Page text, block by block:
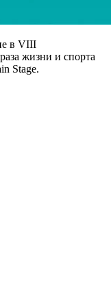
в VIII
жизни и спорта
Stage.